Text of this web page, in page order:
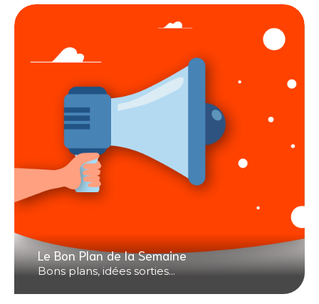
Le Bon Plan de la Semaine
Bons plans, idées sorties...